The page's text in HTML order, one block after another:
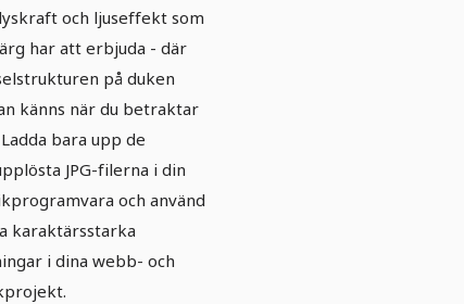
och ljuseffekt som
har att erbjuda - där
på duken
känns när du betraktar
bara upp de
JPG-filerna i din
och använd
karaktärsstarka
i dina webb- och